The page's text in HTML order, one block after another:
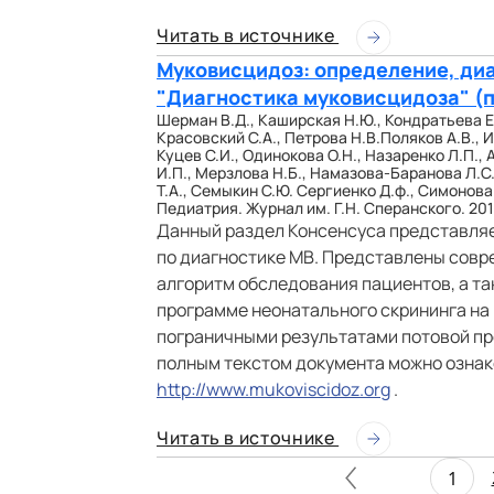
Читать в источнике
Муковисцидоз: определение,
"Диагностика муковисцидоза"
Шерман В.Д., Каширская Н.Ю., Кондратьева
Красовский С.А., Петрова Н.В.Поляков А.В.,
Куцев С.И., Одинокова О.Н., Назаренко Л.П.,
И.П., Мерзлова Н.Б., Намазова-Баранова
Т.А., Семыкин С.Ю. Сергиенко Д.ф.,
Педиатрия. Журнал им. Г.Н. Сперанского.
Данный раздел Консенсуса
по диагностике МВ. Представлены
алгоритм обследования пациентов, а
программе неонатального скрининга
пограничными результатами потовой
полным текстом документа можно
http://www.mukoviscidoz.org.
Читать в источнике
1